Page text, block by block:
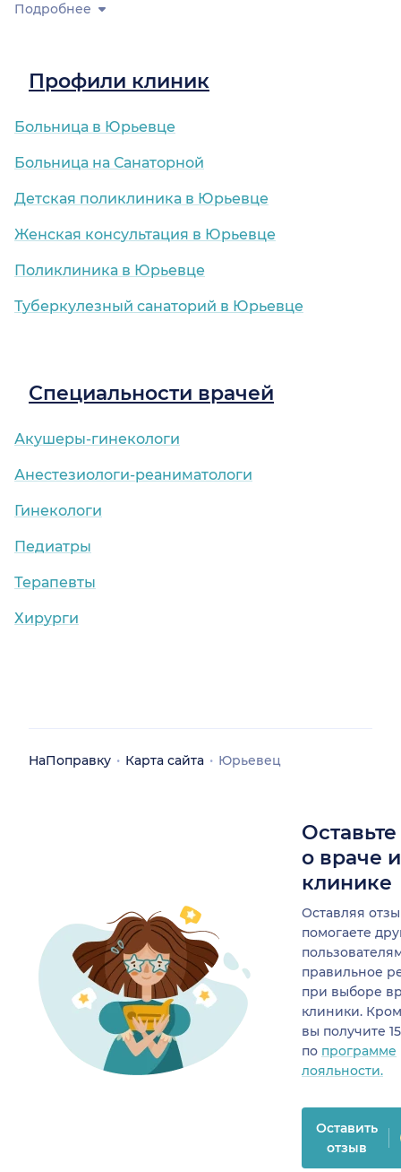
Подробнее
Профили клиник
Больница в Юрьевце
Больница на Санаторной
Детская поликлиника в Юрьевце
Женская консультация в Юрьевце
Поликлиника в Юрьевце
Туберкулезный санаторий в Юрьевце
Специальности врачей
Акушеры-гинекологи
Анестезиологи-реаниматологи
Гинекологи
Педиатры
Терапевты
Хирурги
НаПоправку Карта сайта Юрьевец
о враче
клинике
Оставляя
помогаете
правильное
при выборе
клиники.
вы получите
по программе
лояльности.
Оставить
отзыв